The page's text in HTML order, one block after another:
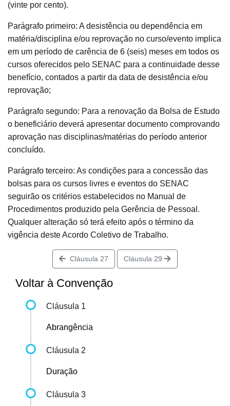
(vinte por cento).
Parágrafo primeiro: A desistência ou dependência em
matéria/disciplina e/ou reprovação no curso/evento implica
em um período de carência de 6 (seis) meses em todos os
cursos oferecidos pelo SENAC para a continuidade desse
benefício, contados a partir da data de desistência e/ou
reprovação;
Parágrafo segundo: Para a renovação da Bolsa de Estudo
o beneficiário deverá apresentar documento comprovando
aprovação nas disciplinas/matérias do período anterior
concluído.
Parágrafo terceiro: As condições para a concessão das
bolsas para os cursos livres e eventos do SENAC
seguirão os critérios estabelecidos no Manual de
Procedimentos produzido pela Gerência de Pessoal.
Qualquer alteração só terá efeito após o término da
vigência deste Acordo Coletivo de Trabalho.
Cláusula 27 Cláusula 29
Voltar à Convenção
Cláusula 1
Abrangência
Cláusula 2
Duração
Cláusula 3